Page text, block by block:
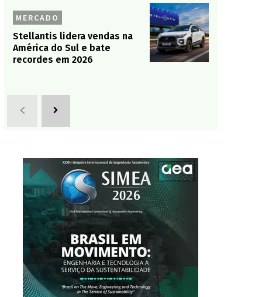
MERCADO
Stellantis lidera vendas na
América do Sul e bate
recordes em 2026